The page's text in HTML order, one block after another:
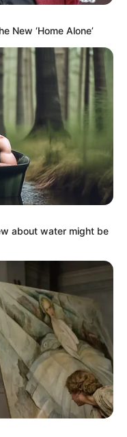
New ‘Home Alone’
about water might be